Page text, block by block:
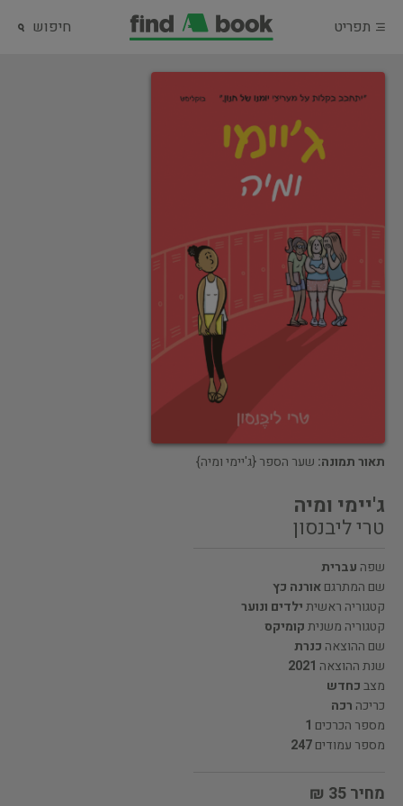
תפריט חיפוש
תאור תמונה: שער הספר {ג'יימי ומיה}
ג'יימי ומיה
טרי ליבנסון
שפה עברית
שם המתרגםאורנה כץ
קטגוריה ראשיתילדים ונוער
קטגוריה משניתקומיקס
שם ההוצאה כנרת
שנת ההוצאה 2021
מצבכחדש
כריכה רכה
מספר הכרכים 1
מספר עמודים247
מחיר 35 ₪